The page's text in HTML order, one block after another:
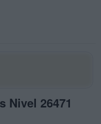
Nivel 26471